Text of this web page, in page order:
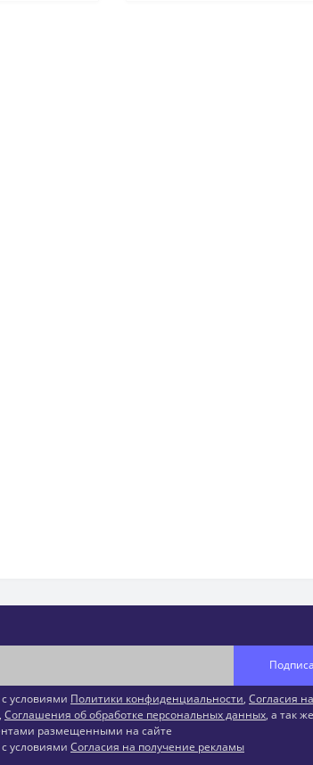
условиями Политики конфиденциальности, Согласия
, Соглашения об обработке персональных данных, а так
размещенными на сайте
условиями Согласия на получение рекламы